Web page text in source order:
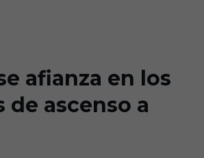
afianza en los
de ascenso a